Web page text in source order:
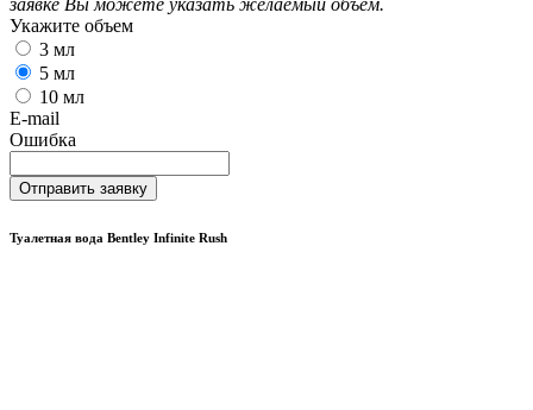
заявке Вы можете указать желаемый объем.
Укажите объем
3 мл
5 мл
10 мл
E-mail
Ошибка
Отправить заявку
Туалетная вода Bentley Infinite Rush